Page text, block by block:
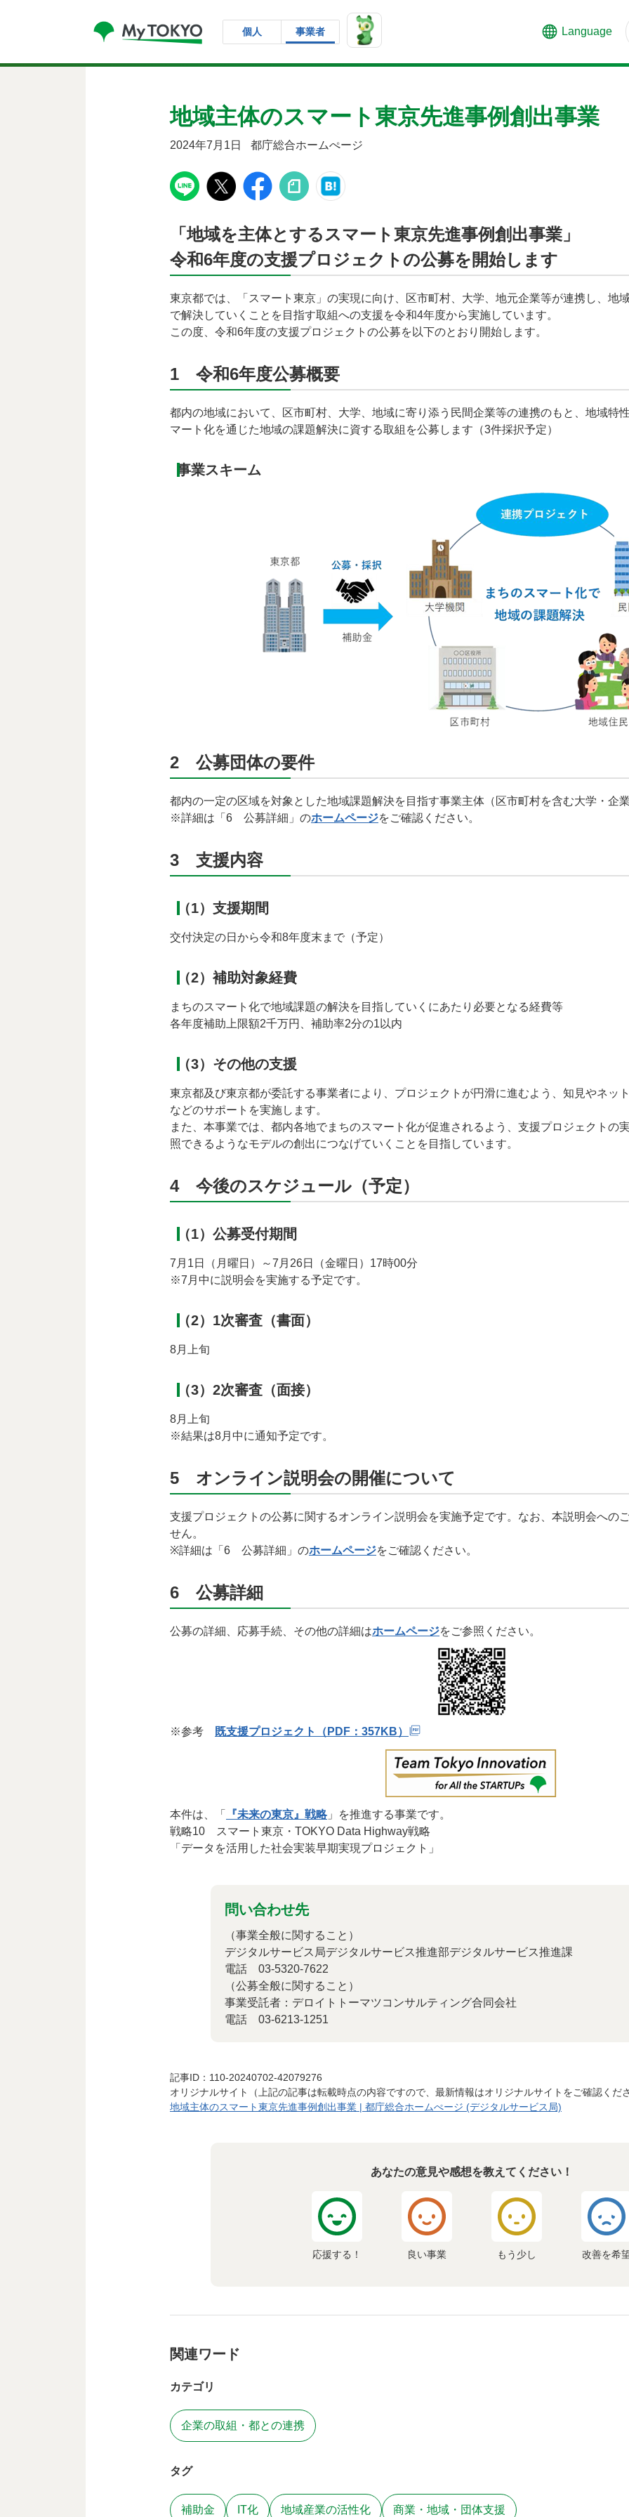
個人 事業者 Language
地域主体のスマート東京先進事例創出事業
2024年7月1日 都庁総合ホームぺージ
「地域を主体とするスマート東京先進事例創出事業」
令和6年度の支援プロジェクトの公募を開始します
東京都では、「スマート東京」の実現に向け、区市町村、大学、地元企業等が連携し、地
で解決していくことを目指す取組への支援を令和4年度から実施しています。
この度、令和6年度の支援プロジェクトの公募を以下のとおり開始します。
1 令和6年度公募概要
都内の地域において、区市町村、大学、地域に寄り添う民間企業等の連携のもと、地域特
マート化を通じた地域の課題解決に資する取組を公募します（3件採択予定）
事業スキーム
2 公募団体の要件
都内の一定の区域を対象とした地域課題解決を目指す事業主体（区市町村を含む大学・企
※詳細は「6 公募詳細」のホームページをご確認ください。
3 支援内容
（1）支援期間
交付決定の日から令和8年度末まで（予定）
（2）補助対象経費
まちのスマート化で地域課題の解決を目指していくにあたり必要となる経費等
各年度補助上限額2千万円、補助率2分の1以内
（3）その他の支援
東京都及び東京都が委託する事業者により、プロジェクトが円滑に進むよう、知見やネッ
などのサポートを実施します。
また、本事業では、都内各地でまちのスマート化が促進されるよう、支援プロジェクトの
照できるようなモデルの創出につなげていくことを目指しています。
4 今後のスケジュール（予定）
（1）公募受付期間
7月1日（月曜日）～7月26日（金曜日）17時00分
※7月中に説明会を実施する予定です。
（2）1次審査（書面）
8月上旬
（3）2次審査（面接）
8月上旬
※結果は8月中に通知予定です。
5 オンライン説明会の開催について
支援プロジェクトの公募に関するオンライン説明会を実施予定です。なお、本説明会への
せん。
※詳細は「6 公募詳細」のホームページをご確認ください。
6 公募詳細
公募の詳細、応募手続、その他の詳細はホームページをご参照ください。
※参考 既支援プロジェクト（PDF：357KB）
本件は、「 『未来の東京』戦略」を推進する事業です。
戦略10 スマート東京・TOKYO Data Highway戦略
「データを活用した社会実装早期実現プロジェクト」
問い合わせ先
（事業全般に関すること）
デジタルサービス局デジタルサービス推進部デジタルサービス推進課
電話 03-5320-7622
（公募全般に関すること）
事業受託者：デロイトトーマツコンサルティング合同会社
電話 03-6213-1251
記事ID：110-20240702-42079276
オリジナルサイト（上記の記事は転載時点の内容ですので、最新情報はオリジナルサイトをご確認くだ
地域主体のスマート東京先進事例創出事業 | 都庁総合ホームぺージ (デジタルサービス局)
あなたの意見や感想を教えてください！
応援する！ 良い事業 もう少し 改善を希
関連ワード
カテゴリ
企業の取組・都との連携
タグ
補助金 IT化 地域産業の活性化 商業・地域・団体支援